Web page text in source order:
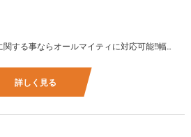
☆未経験者大歓迎 電気工事に関する事ならオールマイティに対応可能‼幅広く技術を身に付けて頂けます（室内配線・室外配線、スイッチコンセント取付け、照明器具取付け、配電盤取付け、エアコン取付け、LANケーブル配線、アンテナ取付けなど） 先輩社員が一から指導を行うため未経験の方でも安心して働いていただけます♪ ☆資格支援制度あり 実績があるからこそ社内で教習と経験を積んでいただくことで資格を当社で発行できることができます。 【工具支給致します】 また新品工具と新品作業服を完全支給を致します。 高品質の作業服と工具入社してくれた方には支給致します♪
詳しく見る